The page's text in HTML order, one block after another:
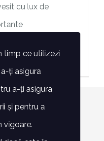
cu lux de
drepturile rezervate -
BYAlin Lazăr
timp ce utilizezi
ți asigura
a-ți asigura
și pentru a
vigoare.